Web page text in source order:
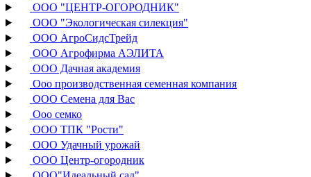
ООО "ЦЕНТР-ОГОРОДНИК"
ООО "Экологическая силекция"
ООО АгроСидсТрейд
ООО Агрофирма АЭЛИТА
ООО Дачная академия
Ооо производственная семенная компания
ООО Семена для Вас
Ооо семко
ООО ТПК "Рости"
ООО Удачный урожай
ООО Центр-огородник